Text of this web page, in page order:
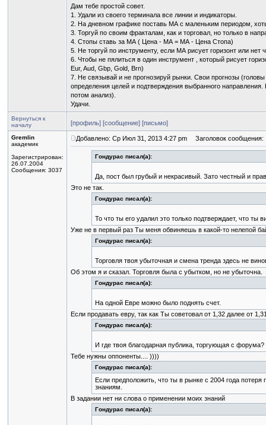
Дам тебе простой совет.
1. Удали из своего терминала все линии и индикаторы.
2. На дневном графике поставь МА с маленьким периодом,
3. Торгуй по своим фракталам, как и торговал, но только в
4. Стопы ставь за МА ( Цена - МА = МА - Цена Стопа)
5. Не торгуй по инструменту, если МА рисует горизонт или нет
6. Чтобы не пялиться в один инструмент , который рисует
Eur, Aud, Gbp, Gold, Brn)
7. Не связывай и не прогнозируй рынки. Свои прогнозы
определения целей и подтверждения выбранного
потом анализ).
Удачи.
Вернуться к
началу
[профиль] [сообщение] [письмо]
Gremlin
академик
Зарегистрирован:
26.07.2004
Сообщения: 3037
Добавлено: Ср Июл 31, 2013 4:27 pm Заголовок сообщения:
Гондурас писал(а):
Да, пост был грубый и некрасивый. Зато честный и
Это не так.
Гондурас писал(а):
То что ты его удалил это только подтверждает, что ты
Уже не в первый раз Ты меня обвиняешь в какой-то нелепой
Гондурас писал(а):
Торговля твоя убыточная и смена тренда здесь не
Об этом я и сказал. Торговля была с убытком, но не убыточна.
Гондурас писал(а):
На одной Евре можно было поднять счет.
Если продавать евру, так как Ты советовал от 1,32 далее от
Гондурас писал(а):
И где твоя благодарная публика, торгующая с форума?
Тебе нужны оппоненты.... ))))
Гондурас писал(а):
Если предположить, что ты в рынке с 2004 года
знаниям.
В задании нет ни слова о применении моих знаний
Гондурас писал(а):